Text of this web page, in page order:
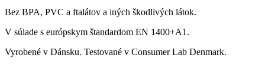
Bez BPA, PVC a ftalátov a iných škodlivých látok.
V súlade s európskym štandardom EN 1400+A1.
Vyrobené v Dánsku. Testované v Consumer Lab Denmark.